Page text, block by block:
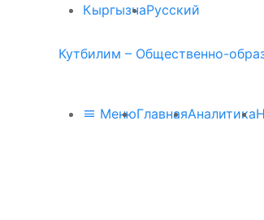
КыргызчаРусский
Кутбилим – Общественно-
МенюГлавнаяАналитика